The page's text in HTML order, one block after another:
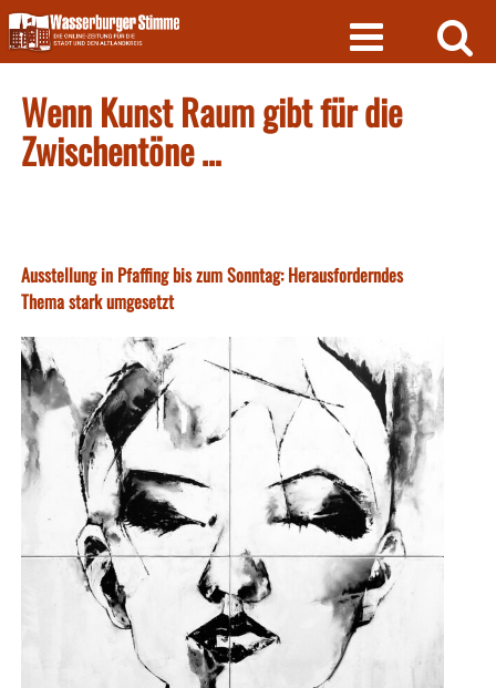
Skip
to
content
Wenn Kunst Raum gibt für die
Zwischentöne …
Ausstellung in Pfaffing bis zum Sonntag: Herausforderndes
Thema stark umgesetzt